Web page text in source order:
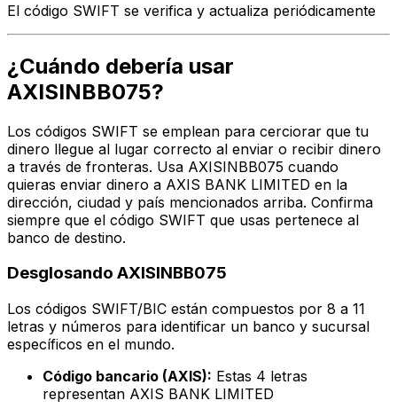
El código SWIFT se verifica y actualiza periódicamente
¿Cuándo debería usar
AXISINBB075?
Los códigos SWIFT se emplean para cerciorar que tu
dinero llegue al lugar correcto al enviar o recibir dinero
a través de fronteras. Usa AXISINBB075 cuando
quieras enviar dinero a AXIS BANK LIMITED en la
dirección, ciudad y país mencionados arriba. Confirma
siempre que el código SWIFT que usas pertenece al
banco de destino.
Desglosando AXISINBB075
Los códigos SWIFT/BIC están compuestos por 8 a 11
letras y números para identificar un banco y sucursal
específicos en el mundo.
Código bancario (AXIS): Estas 4 letras
representan AXIS BANK LIMITED